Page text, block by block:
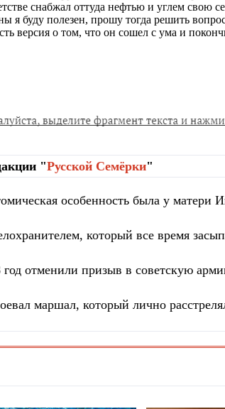
снабжал оттуда нефтью и углем свою
я буду полезен, прошу тогда решить
версия о том, что он сошел с ума и
"Русской Cемёрки"
особенность была у матери
который все время
отменили призыв в советскую
маршал, который лично